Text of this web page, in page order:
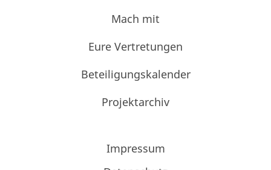
Mach mit
Eure Vertretungen
Beteiligungskalender
Projektarchiv
Impressum